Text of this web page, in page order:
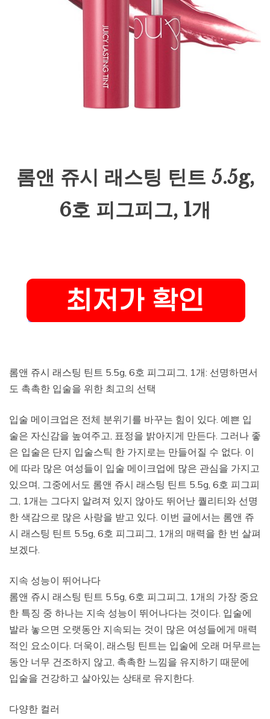
롬앤 쥬시 래스팅 틴트 5.5g,
6호 피그피그, 1개
롬앤 쥬시 래스팅 틴트 5.5g, 6호 피그피그, 1개: 선명하면서
도 촉촉한 입술을 위한 최고의 선택
입술 메이크업은 전체 분위기를 바꾸는 힘이 있다. 예쁜 입
술은 자신감을 높여주고, 표정을 밝아지게 만든다. 그러나 좋
은 입술은 단지 입술스틱 한 가지로는 만들어질 수 없다. 이
에 따라 많은 여성들이 입술 메이크업에 많은 관심을 가지고
있으며, 그중에서도 롬앤 쥬시 래스팅 틴트 5.5g, 6호 피그피
그, 1개는 그다지 알려져 있지 않아도 뛰어난 퀄리티와 선명
한 색감으로 많은 사랑을 받고 있다. 이번 글에서는 롬앤 쥬
시 래스팅 틴트 5.5g, 6호 피그피그, 1개의 매력을 한 번 살펴
보겠다.
지속 성능이 뛰어나다
롬앤 쥬시 래스팅 틴트 5.5g, 6호 피그피그, 1개의 가장 중요
한 특징 중 하나는 지속 성능이 뛰어나다는 것이다. 입술에
발라 놓으면 오랫동안 지속되는 것이 많은 여성들에게 매력
적인 요소이다. 더욱이, 래스팅 틴트는 입술에 오래 머무르는
동안 너무 건조하지 않고, 촉촉한 느낌을 유지하기 때문에
입술을 건강하고 살아있는 상태로 유지한다.
다양한 컬러